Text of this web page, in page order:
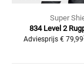
Super
834 Level 2
Adviesprijs € 79,99